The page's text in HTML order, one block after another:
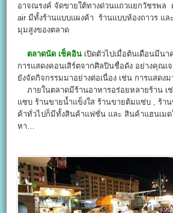
อาจณรงค์ จัดขายใต้ทางด่วนแถวแยกวัชรพล
air มีทั้งร้านแบบแผงค้า ร้านแบบห้องถาวร แล
มุมสูงของตลาด
ตลาดนัด เช็คอิน เปิดตัวไปเมื่อต้นเดือนมี
การแสดงคอนเสิร์ตจากศิลปินชื่อดัง อย่างคุณเ
ยังจัดกิจกรรมมาอย่างต่อเนื่อง เช่น การแสดงม
ภายในตลาดมีร้านอาหารอร่อยหลายร้าน เ
แซบ ร้านขายน้ำแข็งใส ร้านขายต้มแซ่บ , ร้า
ค้าทั่วไปก็มีทั้งสินค้าแฟชั่น และ สินค้าแฮนเมด
หา…